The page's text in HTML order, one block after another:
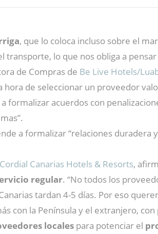
, que lo coloca incluso sobre el
lo que nos obliga a pensar
de Compras de Be Live Hotels/
de seleccionar un proveedor
formalizar acuerdos con
a formalizar “relaciones
Cordial Canarias Hotels & Resorts,
regular. “No todos los
tardan 4-5 días. Por eso
con la Península y el extranjero,
locales para potenciar el